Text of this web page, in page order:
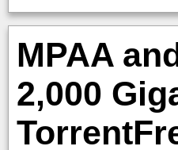
MPAA
2,000